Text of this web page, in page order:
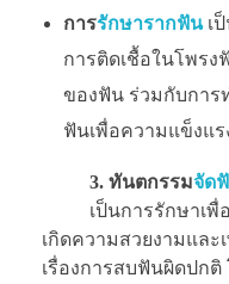
การรักษารากฟัน เ
การติดเชื้อในโพร
ของฟัน ร่วมกับการ
ฟันเพื่อความแข็งแ
3. ทันตกรรมจัด
เป็นการรักษาเพื่
เกิดความสวยงามแล
เรื่องการสบฟันผิดปก